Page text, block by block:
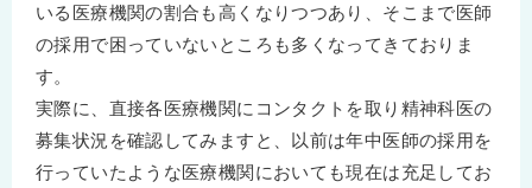
いる医療機関の割合も高くなりつつあり、そこまで医師
の採用で困っていないところも多くなってきておりま
す。
実際に、直接各医療機関にコンタクトを取り精神科医の
募集状況を確認してみますと、以前は年中医師の採用を
行っていたような医療機関においても現在は充足してお